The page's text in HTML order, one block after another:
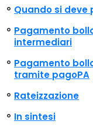
Quando si deve
Pagamento
intermediari
Pagamento
tramite pagoPA
Rateizzazione
In sintesi